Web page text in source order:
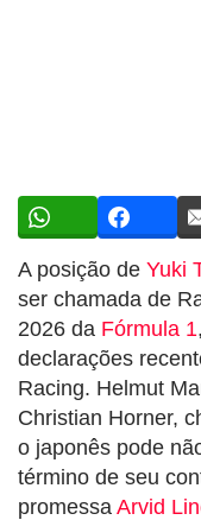
A posição de Yuki
ser chamada de
2026 da Fórmula 1
declarações
Racing. Helmut
Christian Horner,
o japonês pode
término de seu
promessa Arvid